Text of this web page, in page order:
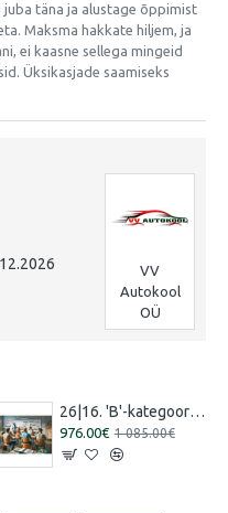
juba täna ja alustage õppimist
Maksma hakkate hiljem, ja
ei kaasne sellega mingeid
Üksikasjade saamiseks
VV
Autokool
OÜ
26|16. 'B'-kategooria koolitus [30.07.2026 – 29.08.2026 Eesti]
976.00€ 1 085.00€